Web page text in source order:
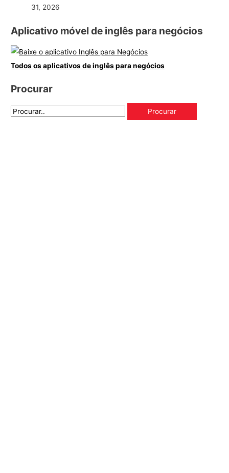
31, 2026
Aplicativo móvel de inglês para negócios
Todos os aplicativos de inglês para negócios
Procurar